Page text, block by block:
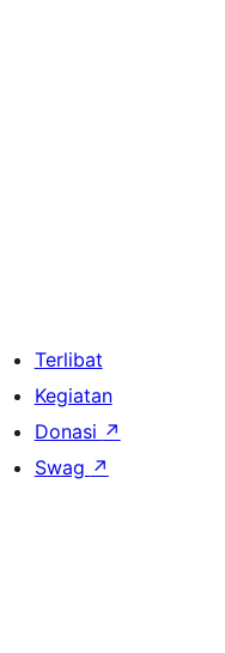
Terlibat
Kegiatan
Donasi ↗
Swag ↗